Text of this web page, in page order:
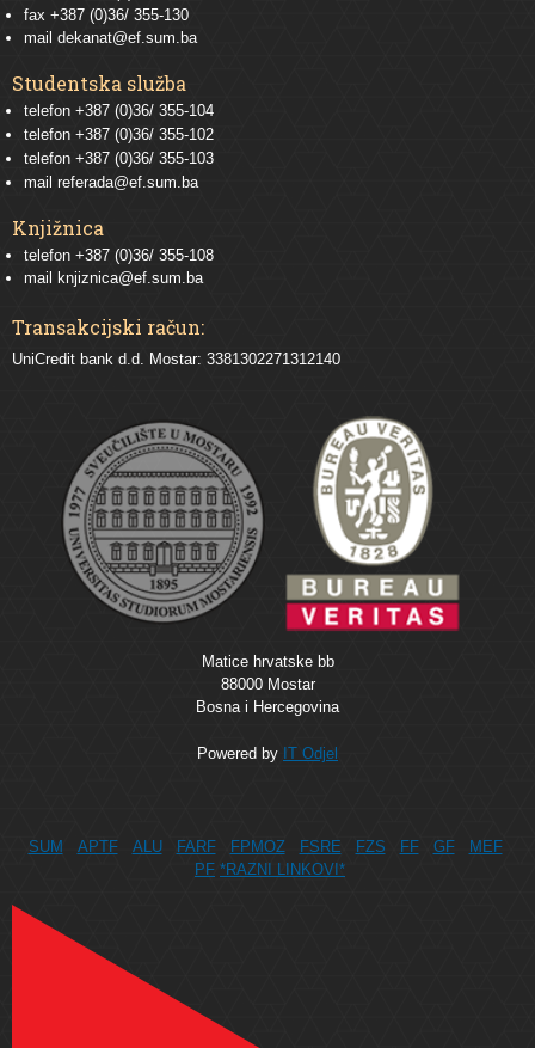
fax +387 (0)36/ 355-130
mail dekanat@ef.sum.ba
Studentska služba
telefon +387 (0)36/ 355-104
telefon +387 (0)36/ 355-102
telefon +387 (0)36/ 355-103
mail referada@ef.sum.ba
Knjižnica
telefon +387 (0)36/ 355-108
mail knjiznica@ef.sum.ba
Transakcijski račun:
UniCredit bank d.d. Mostar: 3381302271312140
Matice hrvatske bb
88000 Mostar
Bosna i Hercegovina
Powered by IT Odjel
SUM APTF ALU FARF FPMOZ FSRE FZS FF GF
MEF
PF *RAZNI LINKOVI*